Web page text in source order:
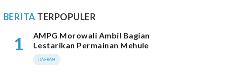
BERITA TERPOPULER
1
AMPG Morowali Ambil Bagian
Lestarikan Permainan Mehule
DAERAH